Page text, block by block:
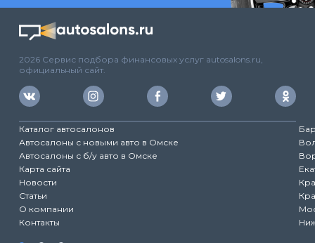
2026 Сервис подбора финансовых услуг autosalons.ru,
официальный сайт.
Каталог автосалонов
Автосалоны с новыми авто в Омске
Автосалоны с б/у авто в Омске
Карта сайта
Новости
Статьи
О компании
Контакты